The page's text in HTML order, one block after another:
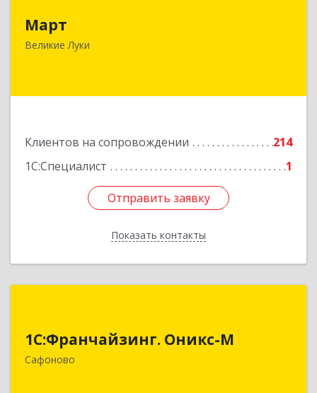
Март
Великие Луки
Клиентов на сопровождении
214
1С:Специалист
1
Отправить заявку
Показать контакты
Отправить заявку
Назад
1С:Франчайзинг. Оникс-М
Сафоново
215500, Смоленская обл, Сафоновский р-н,
Сафоново г, Революционная ул, дом № 9а